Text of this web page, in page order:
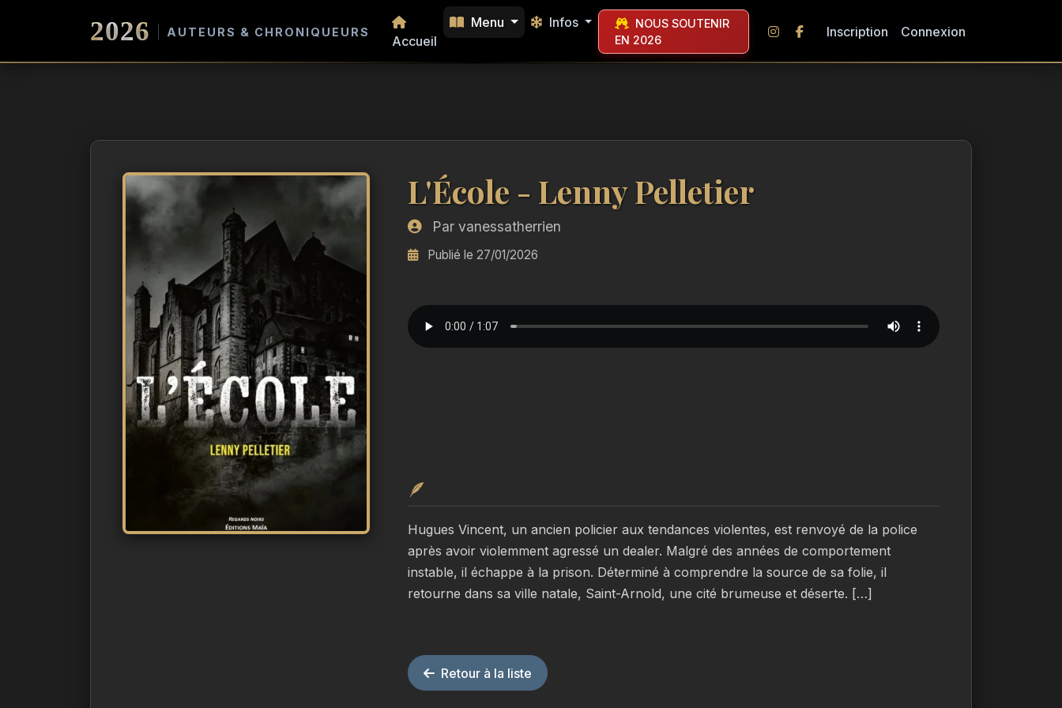
2026 AUTEURS & CHRONIQUEURS
Accueil
Menu Infos
NOUS SOUTENIR
EN 2026
Inscription Connexion
L'École - Lenny Pelletier
Par vanessatherrien
Publié le 27/01/2026
🪶
Hugues Vincent, un ancien policier aux tendances violentes, est renvoyé de la police
après avoir violemment agressé un dealer. Malgré des années de comportement
instable, il échappe à la prison. Déterminé à comprendre la source de sa folie, il
retourne dans sa ville natale, Saint-Arnold, une cité brumeuse et déserte. […]
Retour à la liste